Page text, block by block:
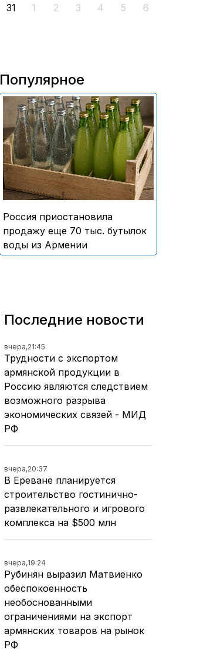
31
1 2 3 4 5 6
Популярное
В России приостановили
продажу более 70 тыс.
бутылок питьевой воды и
безалкогольных напитков
армянского производства
Россия приостановила
продажу еще 70 тыс. бутылок
воды из Армении
Последние новости
вчера,21:45
Трудности с экспортом
армянской продукции в
Россию являются следствием
возможного разрыва
экономических связей - МИД
РФ
вчера,20:37
В Ереване планируется
строительство гостинично-
развлекательного и игрового
комплекса на $500 млн
вчера,19:24
Рубинян выразил Матвиенко
обеспокоенность
необоснованными
ограничениями на экспорт
армянских товаров на рынок
РФ